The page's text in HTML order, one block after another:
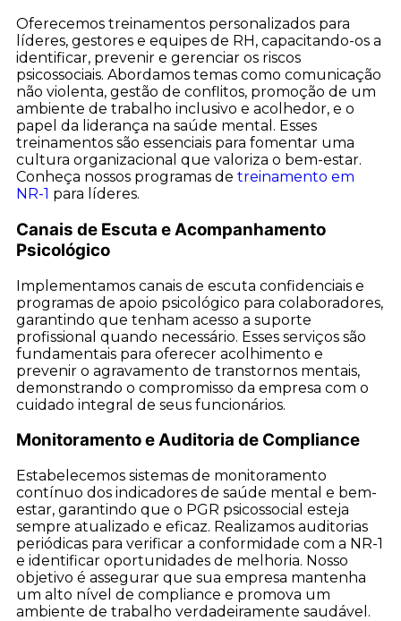
Oferecemos treinamentos personalizados para
líderes, gestores e equipes de RH, capacitando-os a
identificar, prevenir e gerenciar os riscos
psicossociais. Abordamos temas como comunicação
não violenta, gestão de conflitos, promoção de um
ambiente de trabalho inclusivo e acolhedor, e o
papel da liderança na saúde mental. Esses
treinamentos são essenciais para fomentar uma
cultura organizacional que valoriza o bem-estar.
Conheça nossos programas de treinamento em
NR-1 para líderes.
Canais de Escuta e Acompanhamento
Psicológico
Implementamos canais de escuta confidenciais e
programas de apoio psicológico para colaboradores,
garantindo que tenham acesso a suporte
profissional quando necessário. Esses serviços são
fundamentais para oferecer acolhimento e
prevenir o agravamento de transtornos mentais,
demonstrando o compromisso da empresa com o
cuidado integral de seus funcionários.
Monitoramento e Auditoria de Compliance
Estabelecemos sistemas de monitoramento
contínuo dos indicadores de saúde mental e bem-
estar, garantindo que o PGR psicossocial esteja
sempre atualizado e eficaz. Realizamos auditorias
periódicas para verificar a conformidade com a NR-1
e identificar oportunidades de melhoria. Nosso
objetivo é assegurar que sua empresa mantenha
um alto nível de compliance e promova um
ambiente de trabalho verdadeiramente saudável.